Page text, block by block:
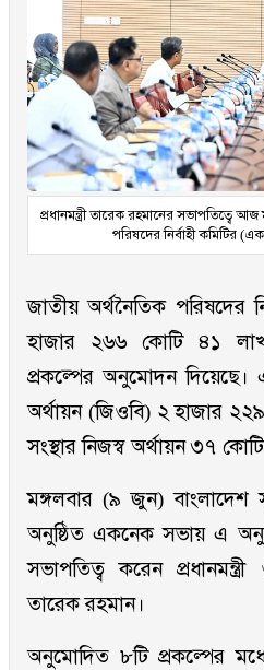
প্রধানমন্ত্রী তারেক রহমানের সভাপতিত্বে
পরিষদের নির্বাহী কমিটির
জাতীয় অর্থনৈতিক পরিষদের
হাজার ২৬৬ কোটি ৪১ লাখ
প্রকল্পের অনুমোদন দিয়েছে।
অর্থায়ন (জিওবি) ২ হাজার
সংস্থার নিজস্ব অর্থায়ন ৩৭
মঙ্গলবার (৯ জুন) বাংলাদেশ
অনুষ্ঠিত একনেক সভায় এ
সভাপতিত্ব করেন
তারেক রহমান।
অনুমোদিত ৮টি প্রকল্পের